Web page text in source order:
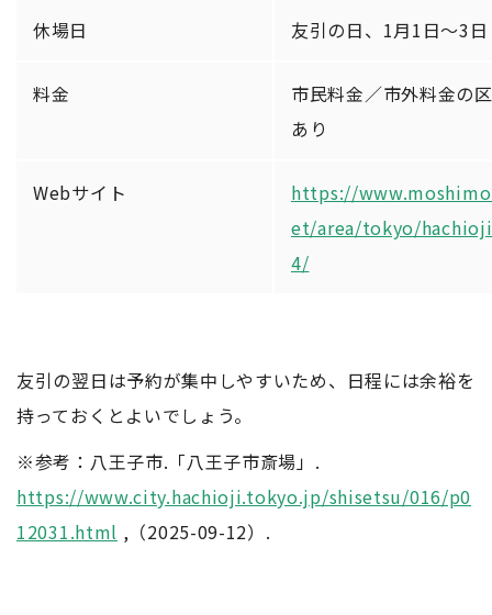
休場日 友引の日、1月1日～3日
料金
市民料金／市外料金の
あり
Webサイト
https://
et/area/tokyo/
4/
友引の翌日は予約が集中しやすいため、日程には余裕を
持っておくとよいでしょう。
※参考：八王子市.「八王子市斎場」.
https://www.city.hachioji.tokyo.jp/shisetsu/016/p0
12031.html ,（2025-09-12）.